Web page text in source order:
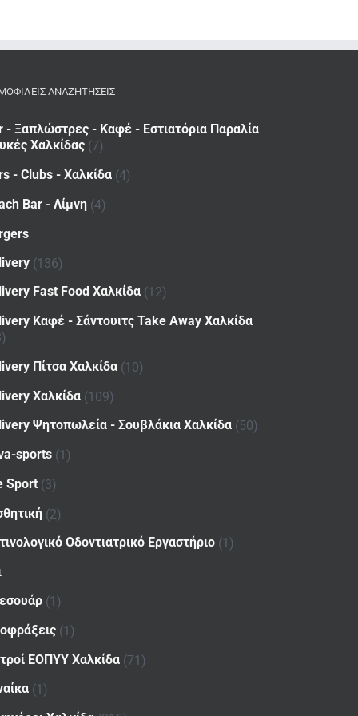
ΑΝΑΖΗΤΗΣΕΙΣ
- Ξαπλώστρες - Καφέ - Εστιατόρια Παραλία
Χαλκίδας (7)
- Clubs - Χαλκίδα (4)
Bar - Λίμνη (4)
(136)
Fast Food Χαλκίδα (12)
Καφέ - Σάντουιτς Take Away Χαλκίδα
Πίτσα Χαλκίδα (10)
Χαλκίδα (109)
Ψητοπωλεία - Σουβλάκια Χαλκίδα (50)
sports (1)
Sport (3)
(2)
Οδοντιατρικό Εργαστήριο (1)
(1)
(1)
ΕΟΠΥΥ Χαλκίδα (71)
(1)